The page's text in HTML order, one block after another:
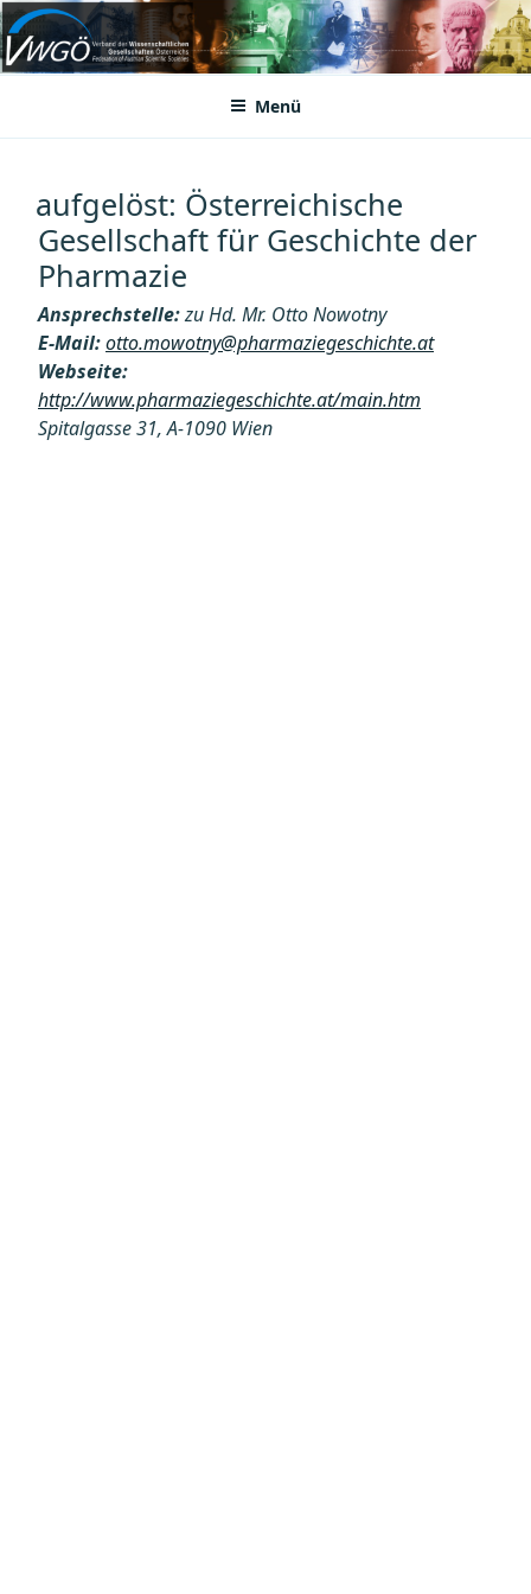
Zum
Inhalt
springenVWGÖ
Federation of Austrian Scientific Societies
Menü
aufgelöst: Österreichische
Gesellschaft für Geschichte der
Pharmazie
Ansprechstelle:zu Hd. Mr. Otto Nowotny
E-Mail:otto.mowotny@pharmaziegeschichte.at
Webseite:
http://www.pharmaziegeschichte.at/main.htm
Spitalgasse 31, A-1090 Wien